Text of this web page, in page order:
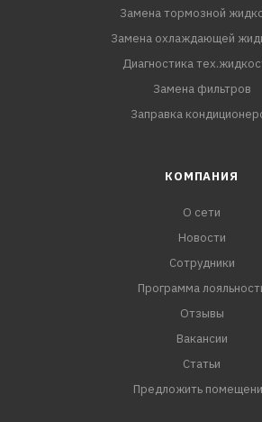
Замена тормозной
Замена охлаждающей
Диагностика
Замена фильтров
Заправка
КОМПАНИЯ
О сети
Новости
Сотрудники
Программа
Отзывы
Вакансии
Статьи
Предложить